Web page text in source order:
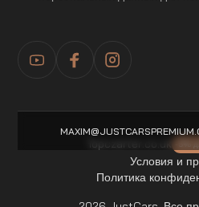
Политика
Условия и
Topczarter.co.uk